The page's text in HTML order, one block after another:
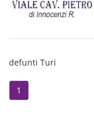
defunti Turi
1